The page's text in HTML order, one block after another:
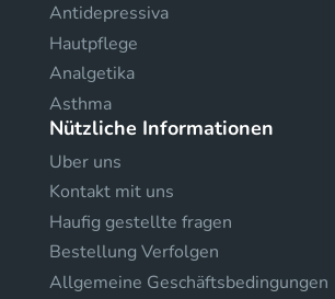
Antidepressiva
Hautpflege
Analgetika
Asthma
Nützliche Informationen
Uber uns
Kontakt mit uns
Haufig gestellte fragen
Bestellung Verfolgen
Allgemeine Geschäftsbedingungen